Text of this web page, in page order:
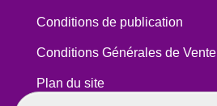
Conditions de publication
Conditions Générales de Vente
Plan du site